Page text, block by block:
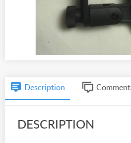
Description
DESCRIPTION